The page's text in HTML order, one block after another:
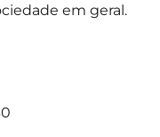
em geral.